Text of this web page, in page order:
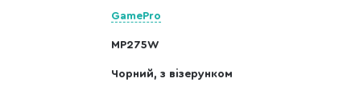
GamePro
MP275W
Чорний, з візерунком